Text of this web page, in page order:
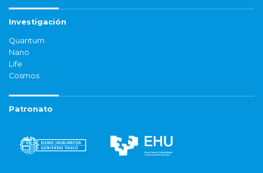
Investigación
Quantum
Nano
Life
Cosmos
Patronato